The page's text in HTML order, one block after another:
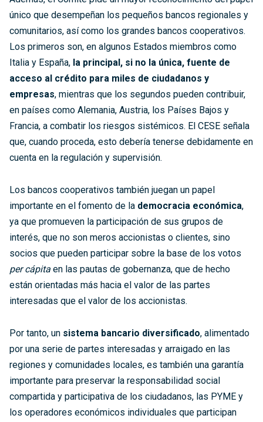
único que desempeñan los pequeños bancos regionales y
comunitarios, así como los grandes bancos cooperativos.
Los primeros son, en algunos Estados miembros como
Italia y España, la principal, si no la única, fuente de
acceso al crédito para miles de ciudadanos y
empresas, mientras que los segundos pueden contribuir,
en países como Alemania, Austria, los Países Bajos y
Francia, a combatir los riesgos sistémicos. El CESE señala
que, cuando proceda, esto debería tenerse debidamente en
cuenta en la regulación y supervisión.
Los bancos cooperativos también juegan un papel
importante en el fomento de la democracia económica,
ya que promueven la participación de sus grupos de
interés, que no son meros accionistas o clientes, sino
socios que pueden participar sobre la base de los votos
per cápita en las pautas de gobernanza, que de hecho
están orientadas más hacia el valor de las partes
interesadas que el valor de los accionistas.
Por tanto, un sistema bancario diversificado, alimentado
por una serie de partes interesadas y arraigado en las
regiones y comunidades locales, es también una garantía
importante para preservar la responsabilidad social
compartida y participativa de los ciudadanos, las PYME y
los operadores económicos individuales que participan